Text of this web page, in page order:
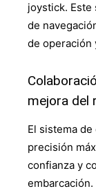
joystick. Este
de
de operación
mejora del
El sistema
precisión
confianza y